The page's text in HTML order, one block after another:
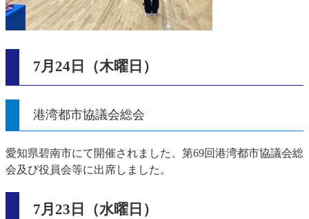
7月24日（木曜日）
港湾都市協議会総会
愛知県碧南市にて開催されました、第69回港湾都市協議会総
会及び役員会等に出席しました。
7月23日（水曜日）